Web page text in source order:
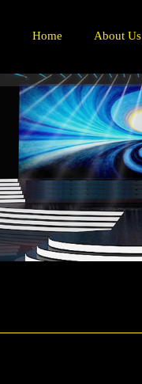
Home About Us